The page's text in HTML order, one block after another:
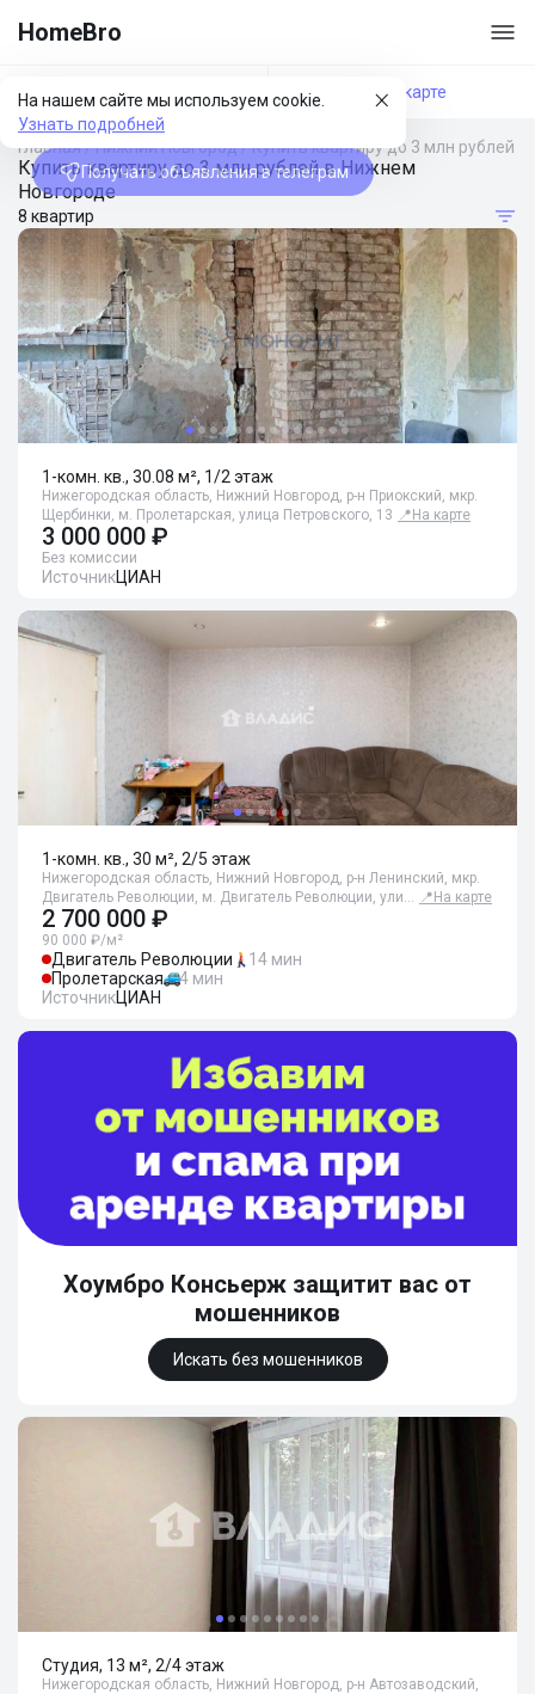
HomeBro
На нашем сайте мы используем cookie.
Узнать подробней
Получать объявления в телеграм
Фильтры На карте
Главная/Нижний Новгород/Купить квартиру до 3 млн рублей
Купить квартиру до 3 млн рублей в Нижнем
Новгороде
8 квартир
1-комн. кв., 30.08 м², 1/2 этаж
Нижегородская область, Нижний Новгород, р-н Приокский, мкр.
Щербинки, м. Пролетарская, улица Петровского, 13 📍 На карте
3 000 000 ₽
Без комиссии
ИсточникЦИАН
1-комн. кв., 30 м², 2/5 этаж
Нижегородская область, Нижний Новгород, р-н Ленинский, мкр.
Двигатель Революции, м. Двигатель Революции, ули… 📍 На карте
2 700 000 ₽
90 000 ₽/м²
Двигатель Революции
14 мин
Пролетарская
4 мин
ИсточникЦИАН
Хоумбро Консьерж защитит вас от
мошенников
Искать без мошенников
Студия, 13 м², 2/4 этаж
Нижегородская область, Нижний Новгород, р-н Автозаводский,